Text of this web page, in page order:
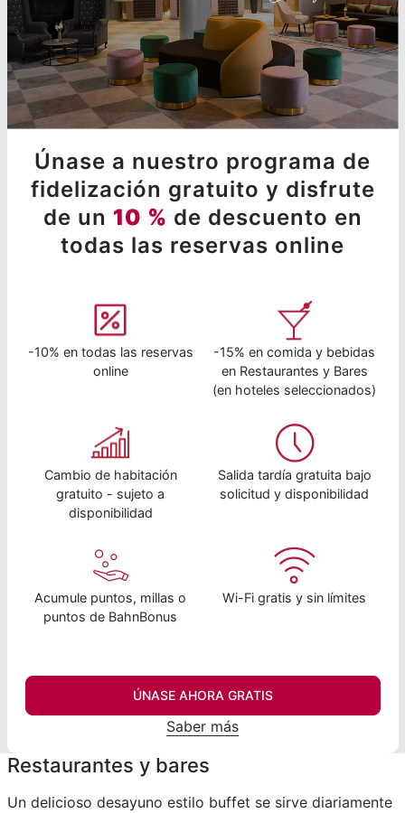
Únase a nuestro programa de
fidelización gratuito y disfrute
de un 10 % de descuento en
todas las reservas online
-10% en todas las reservas
online
-15% en comida y bebidas
en Restaurantes y Bares
(en hoteles seleccionados)
Cambio de habitación
gratuito - sujeto a
disponibilidad
Salida tardía gratuita bajo
solicitud y disponibilidad
Acumule puntos, millas o
puntos de BahnBonus
Wi-Fi gratis y sin límites
ÚNASE AHORA GRATIS
Saber más
Restaurantes y bares
Un delicioso desayuno estilo buffet se sirve diariamente